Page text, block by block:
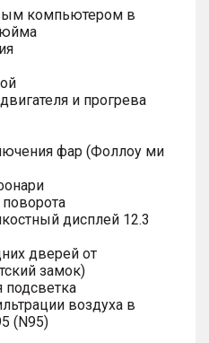
компьютером в
и прогрева
фар (Фоллоу ми
дисплей 12.3
дверей от
замок)
подсветка
воздуха в
(N95)